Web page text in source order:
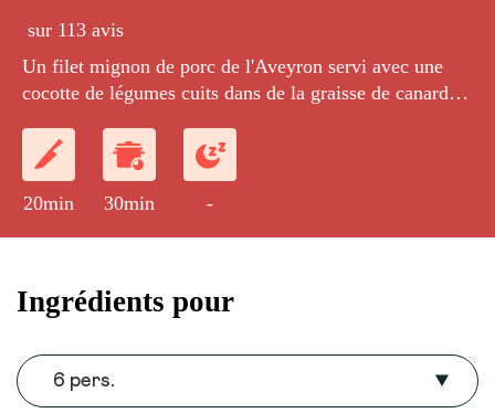
sur 113 avis
Un filet mignon de porc de l'Aveyron servi avec une
cocotte de légumes cuits dans de la graisse de canard et
20min 30min -
Ingrédients pour
6 pers.